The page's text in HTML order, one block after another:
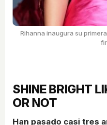
Rihanna inaugura su
SHINE BRIGHT
OR NOT
Han pasado casi tres